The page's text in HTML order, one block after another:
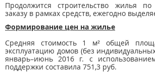
Продолжится строительство жилья по
заказу в рамках средств, ежегодно
Формирование цен на жилье
Средняя стоимость 1 м² общей
эксплуатацию домов (без
январь–июнь 2016 г. с
поддержки составила 751,3 руб.